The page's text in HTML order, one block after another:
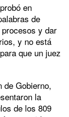
en
de
y dar
y no está
que un juez
de Gobierno,
la
de los 809